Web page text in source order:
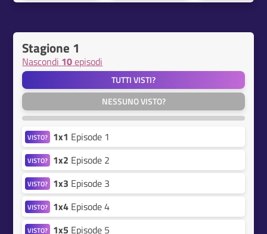
Stagione 1
Nascondi 10episodi
TUTTI VISTI?
NESSUNO VISTO?
VISTO? 1x1 Episode 1
VISTO? 1x2 Episode 2
VISTO? 1x3 Episode 3
VISTO? 1x4 Episode 4
VISTO? 1x5 Episode 5